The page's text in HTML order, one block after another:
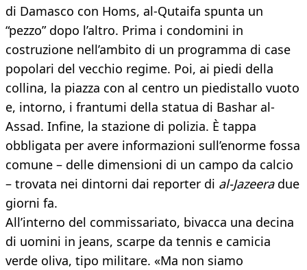
di Damasco con Homs, al-Qutaifa spunta un
“pezzo” dopo l’altro. Prima i condomini in
costruzione nell’ambito di un programma di case
popolari del vecchio regime. Poi, ai piedi della
collina, la piazza con al centro un piedistallo vuoto
e, intorno, i frantumi della statua di Bashar al-
Assad. Infine, la stazione di polizia. È tappa
obbligata per avere informazioni sull’enorme fossa
comune – delle dimensioni di un campo da calcio
– trovata nei dintorni dai reporter di al-Jazeeradue
giorni fa.
All’interno del commissariato, bivacca una decina
di uomini in jeans, scarpe da tennis e camicia
verde oliva, tipo militare. «Ma non siamo